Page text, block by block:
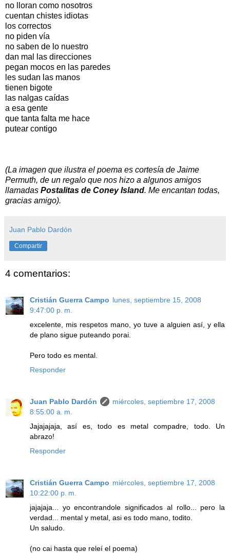
no lloran como nosotros
cuentan chistes idiotas
los correctos
no piden vía
no saben de lo nuestro
dan mal las direcciones
pegan mocos en las paredes
les sudan las manos
tienen bigote
las nalgas caídas
a esa gente
que tanta falta me hace
putear contigo
(La imagen que ilustra el poema es cortesía de Jaime
Permuth, de un regalo que nos hizo a algunos amigos
llamadas Postalitas de Coney Island. Me encantan todas,
gracias amigo).
Juan Pablo Dardón
Compartir
4 comentarios:
Cristián Guerra Campo lunes, septiembre 15, 2008
9:47:00 p. m.
excelente, mis respetos mano, yo tuve a alguien así, y ella
de plano sigue puteando porai.
Pero todo es mental.
Responder
Juan Pablo Dardón
miércoles, septiembre 17, 2008
8:55:00 a. m.
Jajajajaja, así es, todo es metal compadre, todo. Un
abrazo!
Responder
Cristián Guerra Campo miércoles, septiembre 17, 2008
10:22:00 p. m.
jajajaja... yo encontrandole significados al rollo... pero la
verdad... mental y metal, asi es todo mano, todito.
Un saludo.
(no cai hasta que releí el poema)